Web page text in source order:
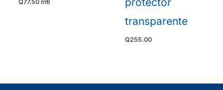
Q77.50 mtl
transparente
Q255.00